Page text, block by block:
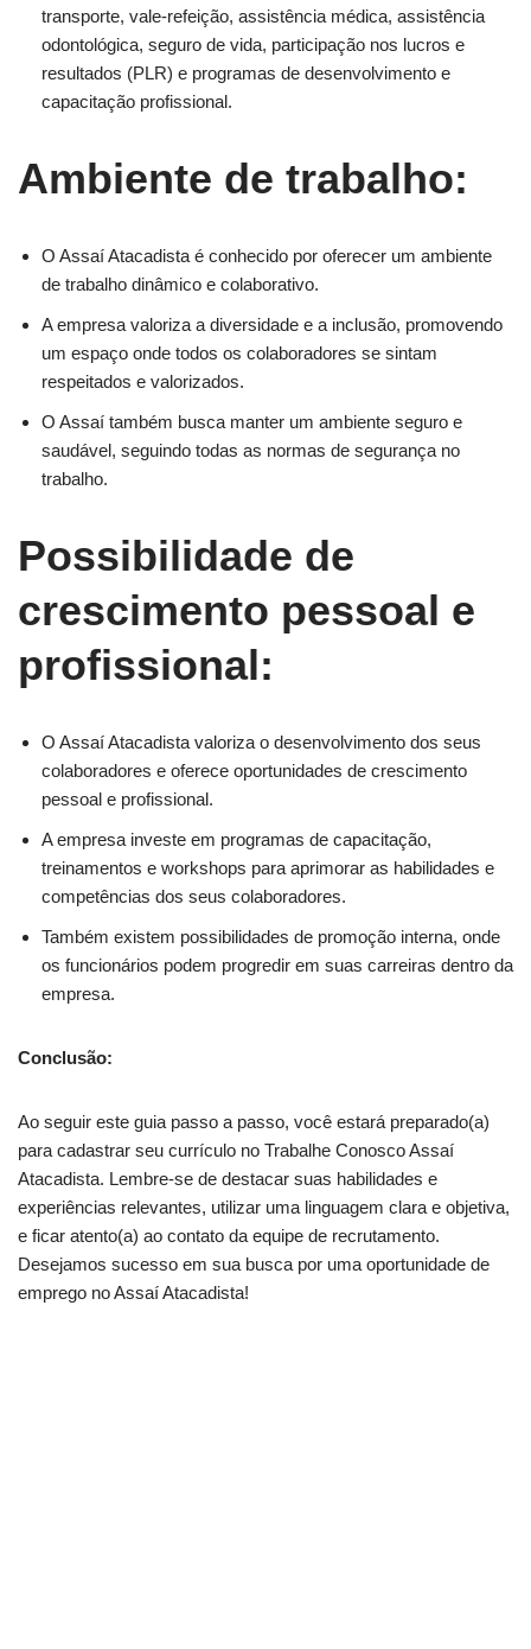
transporte, vale-refeição, assistência médica, assistência
odontológica, seguro de vida, participação nos lucros e
resultados (PLR) e programas de desenvolvimento e
capacitação profissional.
Ambiente de trabalho:
O Assaí Atacadista é conhecido por oferecer um ambiente
de trabalho dinâmico e colaborativo.
A empresa valoriza a diversidade e a inclusão, promovendo
um espaço onde todos os colaboradores se sintam
respeitados e valorizados.
O Assaí também busca manter um ambiente seguro e
saudável, seguindo todas as normas de segurança no
trabalho.
Possibilidade de
crescimento pessoal e
profissional:
O Assaí Atacadista valoriza o desenvolvimento dos seus
colaboradores e oferece oportunidades de crescimento
pessoal e profissional.
A empresa investe em programas de capacitação,
treinamentos e workshops para aprimorar as habilidades e
competências dos seus colaboradores.
Também existem possibilidades de promoção interna, onde
os funcionários podem progredir em suas carreiras dentro da
empresa.
Conclusão:
Ao seguir este guia passo a passo, você estará preparado(a)
para cadastrar seu currículo no Trabalhe Conosco Assaí
Atacadista. Lembre-se de destacar suas habilidades e
experiências relevantes, utilizar uma linguagem clara e objetiva,
e ficar atento(a) ao contato da equipe de recrutamento.
Desejamos sucesso em sua busca por uma oportunidade de
emprego no Assaí Atacadista!